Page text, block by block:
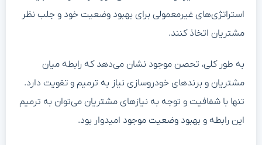
استراتژی‌های غیرمعمولی برای بهبود وضعیت خود و جلب نظر
مشتریان اتخاذ کنند.
به طور کلی، تحصن موجود نشان می‌دهد که رابطه میان
مشتریان و برندهای خودروسازی نیاز به ترمیم و تقویت دارد.
تنها با شفافیت و توجه به نیازهای مشتریان می‌توان به ترمیم
این رابطه و بهبود وضعیت موجود امیدوار بود.